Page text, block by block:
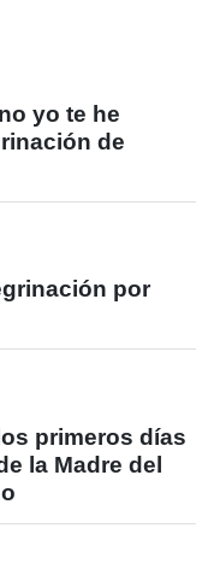
yo te he
de
por
primeros días
la Madre del